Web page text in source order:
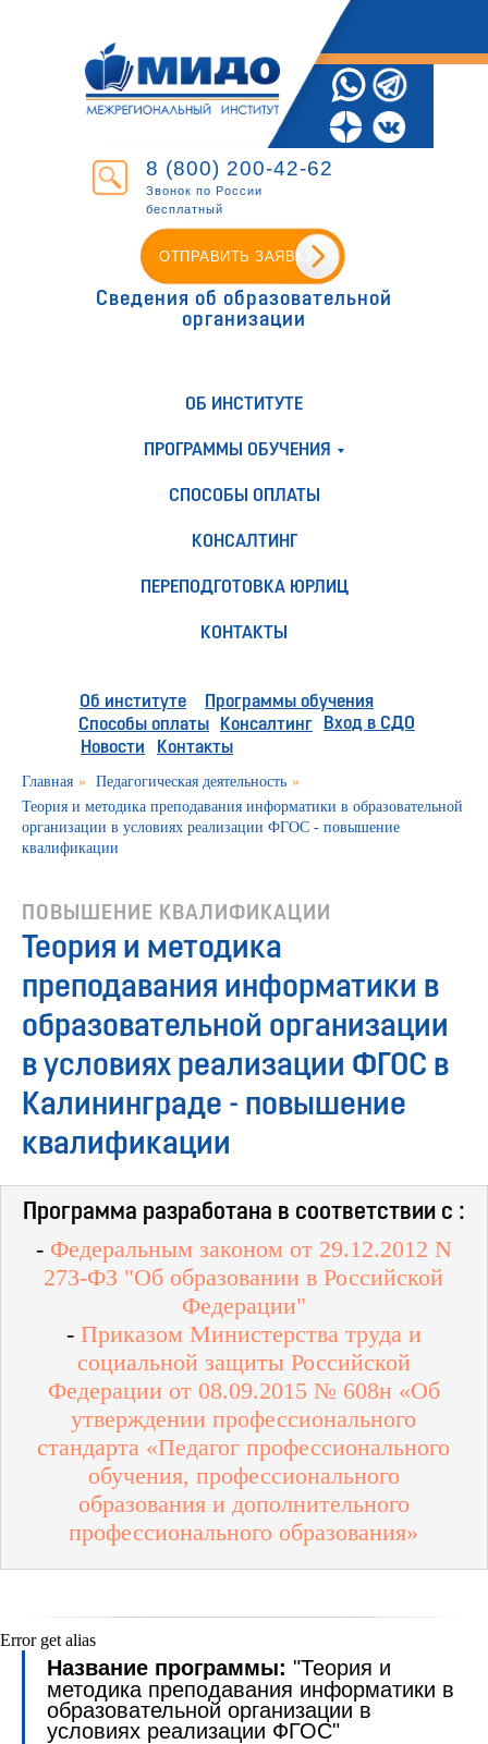
8 (800) 200-42-62
Звонок по России
бесплатный
ОТПРАВИТЬ ЗАЯВКУ
Сведения об образовательной
организации
ОБ ИНСТИТУТЕ
ПРОГРАММЫ ОБУЧЕНИЯ
СПОСОБЫ ОПЛАТЫ
КОНСАЛТИНГ
ПЕРЕПОДГОТОВКА ЮРЛИЦ
КОНТАКТЫ
Об институте
Программы обучения
Способы оплаты
Консалтинг
Новости
Вход в СДО
Контакты
Главная » Педагогическая деятельность »
Теория и методика преподавания информатики в образовательной
организации в условиях реализации ФГОС - повышение
квалификации
ПОВЫШЕНИЕ КВАЛИФИКАЦИИ
Теория и методика
преподавания информатики в
образовательной организации
в условиях реализации ФГОС в
Калининграде - повышение
квалификации
Программа разработана в соответствии с :
- Федеральным законом от 29.12.2012 N
273-ФЗ "Об образовании в Российской
Федерации"
- Приказом Министерства труда и
социальной защиты Российской
Федерации от 08.09.2015 № 608н «Об
утверждении профессионального
стандарта «Педагог профессионального
обучения, профессионального
образования и дополнительного
профессионального образования»
Error get alias
Название программы: "Теория и
методика преподавания информатики в
образовательной организации в
условиях реализации ФГОС"